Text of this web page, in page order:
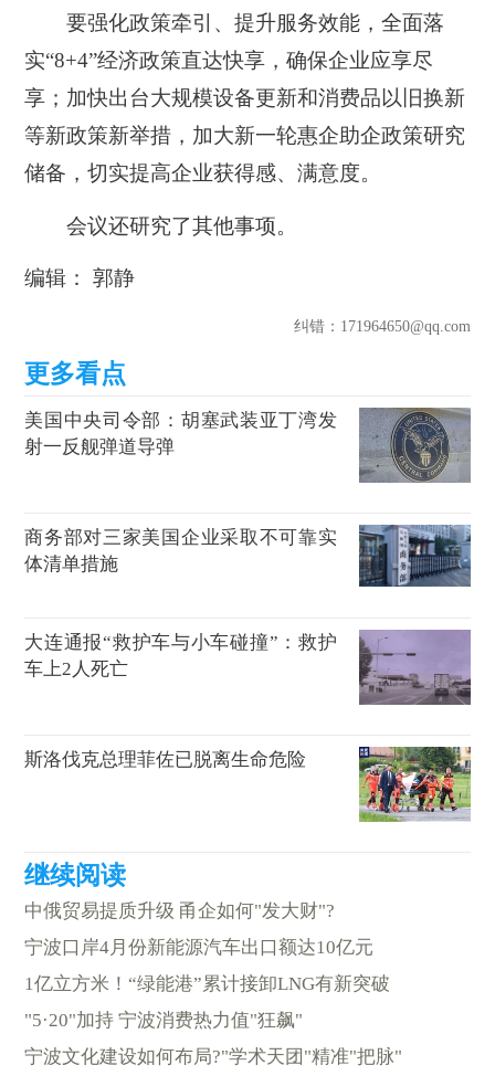
要强化政策牵引、提升服务效能，全面落
实“8+4”经济政策直达快享，确保企业应享尽
享；加快出台大规模设备更新和消费品以旧换新
等新政策新举措，加大新一轮惠企助企政策研究
储备，切实提高企业获得感、满意度。
会议还研究了其他事项。
编辑： 郭静
纠错：171964650@qq.com
美国中央司令部：胡塞武装亚丁湾发
射一反舰弹道导弹
商务部对三家美国企业采取不可靠实
体清单措施
大连通报“救护车与小车碰撞”：救护
车上2人死亡
斯洛伐克总理菲佐已脱离生命危险
中俄贸易提质升级 甬企如何"发大财"?
宁波口岸4月份新能源汽车出口额达10亿元
1亿立方米！“绿能港”累计接卸LNG有新突破
"5·20"加持 宁波消费热力值"狂飙"
宁波文化建设如何布局?"学术天团"精准"把脉"